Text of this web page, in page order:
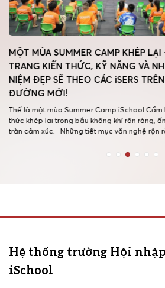
MỘT MÙA SUMMER CAMP KHÉP LẠI
TRANG KIẾN THỨC, KỸ NĂNG VÀ
NIỆM ĐẸP SẼ THEO CÁC iSERS
ĐƯỜNG MỚI!
Thế là một mùa Summer Camp iSchool Cẩm
thức khép lại trong bầu không khí rộn ràng,
tràn cảm xúc. Những tiết mục văn nghệ rộn
thương và bữa tiệc buffet ấm cúng đã […]
Hệ thống trường Hội
iSchool